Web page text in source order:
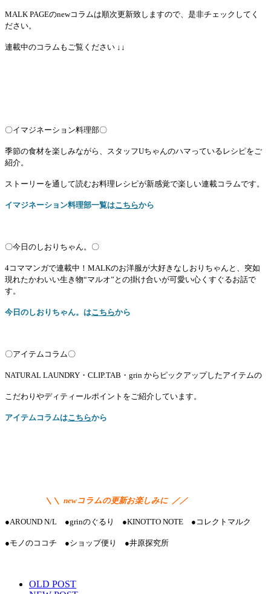
MALK PAGEのnewコラムは順次更新致しますので、 是非チェックしてく
ださい。
連載中のコラムもご覧ください ↓↓
〇イマジネーション料理部〇
季節の食材を楽しみながら、スタッフUちゃんのハマっているレシピをご
紹介。
ストーリーを通して読むお料理レシピが新感覚で楽しい連載コラムです。
イマジネーション料理部一覧はこちらから
〇今日のしおりちゃん。〇
4コママンガで連載中！ MALKのお洋服が大好きなしおりちゃんと、突如
現れたかわいい生き物“マルオ”との掛け合いが可愛い心くすぐるお話で
す。
今日のしおりちゃん。はこちらから
〇アイテムコラム〇
NATURAL LAUNDRY・CLIP.TAB・grin からピックアップしたアイテムの
こだわりやディティールポイントをご紹介しています。
アイテムコラムはこちらから
＼＼ newコラムの更新お楽しみに ／／
●AROUND N/L ●grinのぐるり ●KINOTTO NOTE ●コレクトマルク
●モノのココチ ●ショップ便り ●井原探究所
OLD POST